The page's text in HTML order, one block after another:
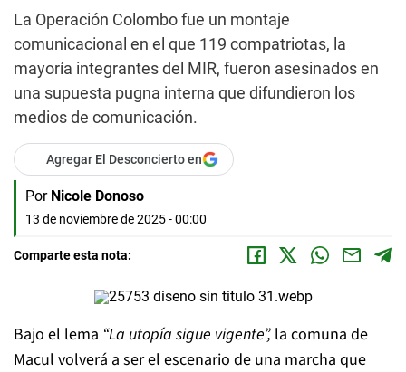
La Operación Colombo fue un montaje
comunicacional en el que 119 compatriotas, la
mayoría integrantes del MIR, fueron asesinados en
una supuesta pugna interna que difundieron los
medios de comunicación.
Agregar El Desconcierto en
Por Nicole Donoso
13 de noviembre de 2025 - 00:00
Comparte esta nota:
Bajo el lema “La utopía sigue vigente”, la comuna de
Macul volverá a ser el escenario de una marcha que